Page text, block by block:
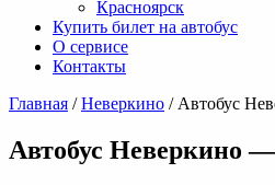
Красноярск
Купить билет на автобус
О сервисе
Контакты
Главная /Неверкино / Автобус
Автобус Неверкино